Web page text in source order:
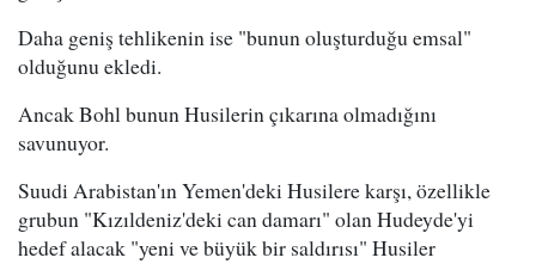
Daha geniş tehlikenin ise "bunun oluşturduğu emsal"
olduğunu ekledi.
Ancak Bohl bunun Husilerin çıkarına olmadığını
savunuyor.
Suudi Arabistan'ın Yemen'deki Husilere karşı, özellikle
grubun "Kızıldeniz'deki can damarı" olan Hudeyde'yi
hedef alacak "yeni ve büyük bir saldırısı" Husiler